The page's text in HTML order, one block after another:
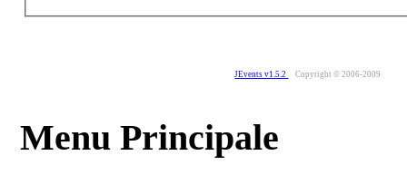
JEvents v1.5.2 Copyright © 2006-2009
Menu Principale